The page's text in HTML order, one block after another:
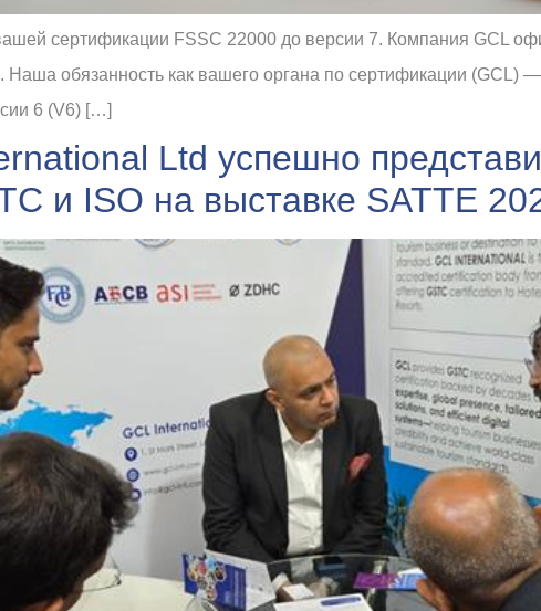
сертификации FSSC 22000 до версии 7. Компания GCL
обязанность как вашего органа по сертификации
6 (V6) […]
Ltd успешно
и ISO на выставке SATTE